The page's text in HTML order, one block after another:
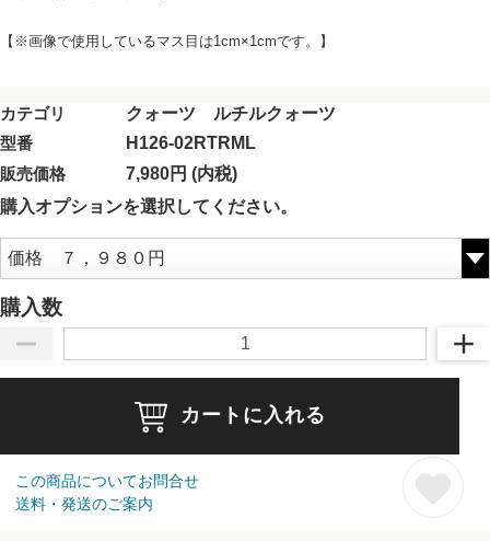
【※画像で使用しているマス目は1cm×1cmです。】
カテゴリ
クォーツ ルチルクォーツ
型番
H126-02RTRML
販売価格
7,980円 (内税)
購入オプションを選択してください。
購入数
カートに入れる
この商品についてお問合せ
送料・発送のご案内